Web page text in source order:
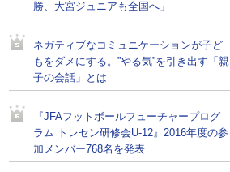
勝、大宮ジュニアも全国へ」
ネガティブなコミュニケーションが子ど
もをダメにする。”やる気”を引き出す「親
子の会話」とは
『JFAフットボールフューチャープログ
ラム トレセン研修会U-12』2016年度の参
加メンバー768名を発表